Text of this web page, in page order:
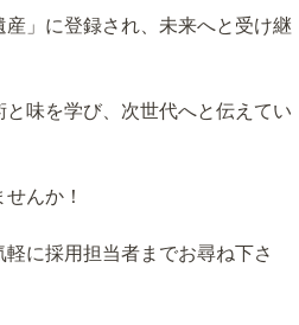
」に登録され、未来へと受け継
味を学び、次世代へと伝えてい
んか！
に採用担当者までお尋ね下さ